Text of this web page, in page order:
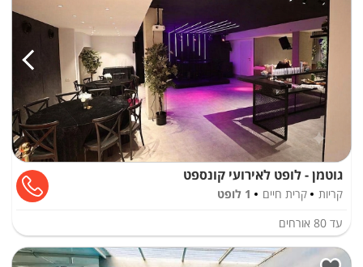
גוטמן - לופט לאירועי קונספט
קריות קרית חיים
1 לופט
עד 80 אורחים